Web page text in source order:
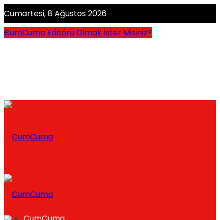
Cumartesi, 8 Ağustos 2026
CumCuma Editörü Olmak İster Misiniz?